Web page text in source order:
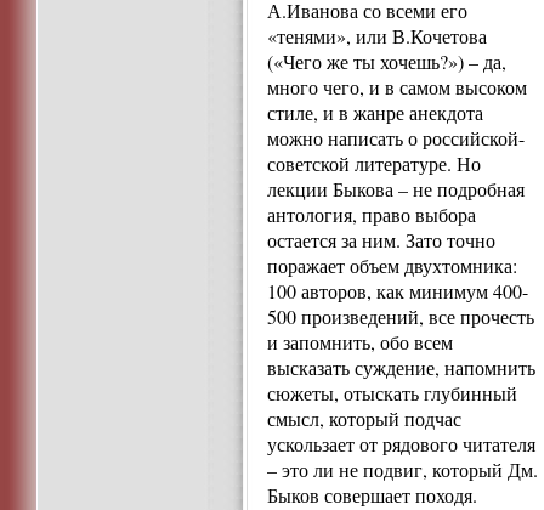
А.Иванова со всеми его
«тенями», или В.Кочетова
(«Чего же ты хочешь?») – да,
много чего, и в самом высоком
стиле, и в жанре анекдота
можно написать о российской-
советской литературе. Но
лекции Быкова – не подробная
антология, право выбора
остается за ним. Зато точно
поражает объем двухтомника:
100 авторов, как минимум 400-
500 произведений, все прочесть
и запомнить, обо всем
высказать суждение, напомнить
сюжеты, отыскать глубинный
смысл, который подчас
ускользает от рядового читателя
– это ли не подвиг, который Дм.
Быков совершает походя.